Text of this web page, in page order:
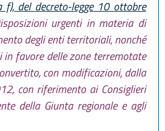
del decreto-legge 10 ottobre
urgenti in materia di
degli enti territoriali, nonché
favore delle zone terremotate
con modificazioni, dalla
con riferimento ai Consiglieri
della Giunta regionale e agli